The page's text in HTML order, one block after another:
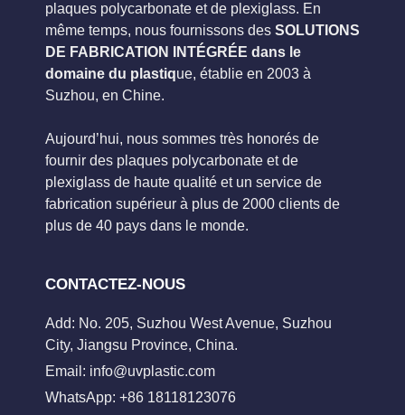
plaques polycarbonate et de plexiglass. En
même temps, nous fournissons des SOLUTIONS
DE FABRICATION INTÉGRÉE dans le
domaine du plastique, établie en 2003 à
Suzhou, en Chine.
Aujourd’hui, nous sommes très honorés de
fournir des plaques polycarbonate et de
plexiglass de haute qualité et un service de
fabrication supérieur à plus de 2000 clients de
plus de 40 pays dans le monde.
CONTACTEZ-NOUS
Add: No. 205, Suzhou West Avenue, Suzhou
City, Jiangsu Province, China.
Email: info@uvplastic.com
WhatsApp: +86 18118123076